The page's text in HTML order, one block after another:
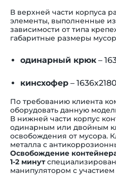
В верхней части корпуса
элементы, выполненные
зависимости от типа
габаритные размеры
одинарный крюк –
кинсхофер –
По требованию клиента
оборудовать данную
В нижней части корпус
одинарным или двойным
освобождения от мусора.
металла с
Освобождение
1-2 минут
манипулятором с